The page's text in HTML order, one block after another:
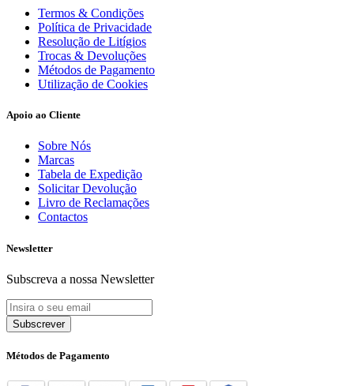
Termos & Condições
Política de Privacidade
Resolução de Litígios
Trocas & Devoluções
Métodos de Pagamento
Utilização de Cookies
Apoio ao Cliente
Sobre Nós
Marcas
Tabela de Expedição
Solicitar Devolução
Livro de Reclamações
Contactos
Newsletter
Subscreva a nossa Newsletter
Subscrever
Métodos de Pagamento